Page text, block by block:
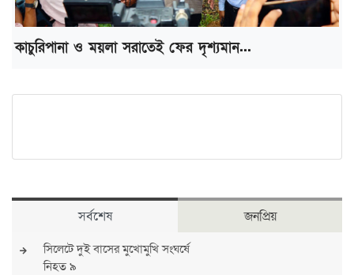
কাচুরিপানা ও ময়লা সরাতেই ফের দৃশ্যমান...
সর্বশেষ জনপ্রিয়
সিলেটে দুই বাসের মুখোমুখি সংঘর্ষে
নিহত ৯